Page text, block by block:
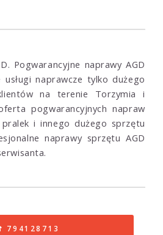
Pogwarancyjne naprawy AGD
naprawcze tylko dużego
na terenie Torzymia i
pogwarancyjnych napraw
i innego dużego sprzętu
naprawy sprzętu AGD
794128713